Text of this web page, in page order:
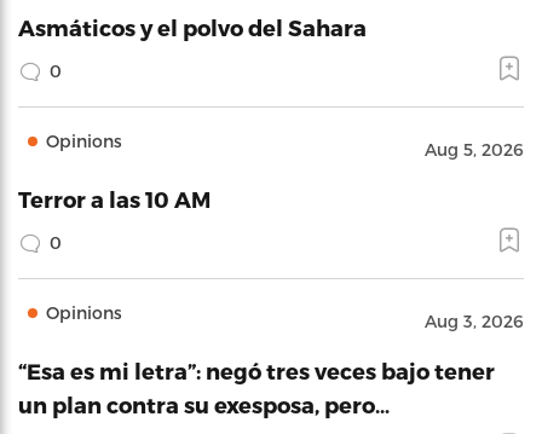
Asmáticos y el polvo del Sahara
0
Opinions Aug 5, 2026
Terror a las 10 AM
0
Opinions Aug 3, 2026
“Esa es mi letra”: negó tres veces bajo tener
un plan contra su exesposa, pero…